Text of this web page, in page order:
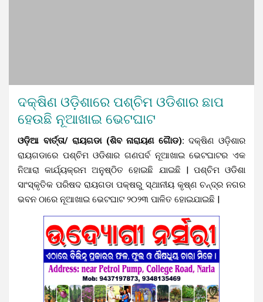
ଦକ୍ଷିଣ ଓଡ଼ିଶାରେ ପଶ୍ଚିମ ଓଡିଶାର ଛାପ
ହେଉଛି ନୂଆଖାଇ ଭେଟଘାଟ
ଓଡ଼ିଆ ବାର୍ତ୍ତା/ ରାୟଗଡା (ଶିବ ନାରାୟଣ ଗୈାଡ): ଦକ୍ଷିଣ ଓଡ଼ିଶାର
ରାୟଗଡାରେ ପଶ୍ଚିମ ଓଡିଶାର ଗଣପର୍ବ ନୂଆଖାଇ ଭେଟଘାଟର ଏକ
ନିଆରା କାର୍ଯ୍ୟକ୍ରମ ଅନୁଷ୍ଠିତ ହୋଇଛି ଯାଇଛି | ପଶ୍ଚିମ ଓଡିଶା
ସାଂସ୍କୃତିକ ପରିଷଦ ରାୟଗଡା ପକ୍ଷରୁ ସ୍ଥାନୀୟ କୃଷ୍ଣ ଚନ୍ଦ୍ର ନଗର
ଭବନ ଠାରେ ନୂଆଖାଇ ଭେଟଘାଟ ୨୦୨୩ ପାଳିତ ହୋଇଯାଇଛି |